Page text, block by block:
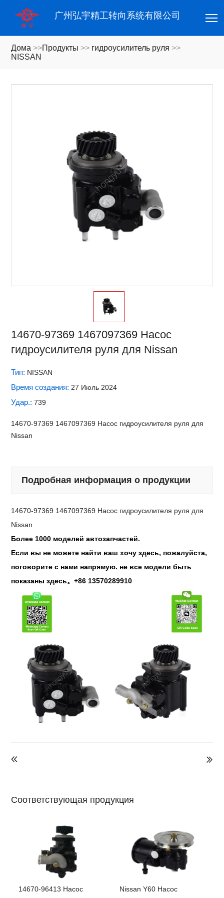
广州弘宇精工转向系统有限公司
Дома >>Продукты >> гидроусилитель руля >>
NISSAN
14670-97369 1467097369 Насос
гидроусилителя руля для Nissan
Тип: NISSAN
Время создания: 27 Июль 2024
Удар.:739
14670-97369 1467097369 Насос гидроусилителя руля для
Nissan
Подробная информация о продукции
14670-97369 1467097369 Насос гидроусилителя руля для
Nissan
Более 1000 моделей автозапчастей.
Если вы не можете найти ваш хочу здесь, пожалуйста,
поговорите с нами напрямую. не все модели быть
показаны здесь。+86 13570289910
 
Соответствующая продукция
14670-96413 Насос
Nissan Y60 Насос